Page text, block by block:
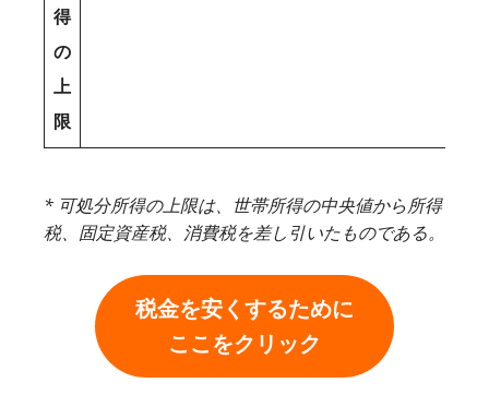
得
の
上
限
* 可処分所得の上限は、世帯所得の中央値から所得
税、固定資産税、消費税を差し引いたものである。
税金を安くするために
ここをクリック